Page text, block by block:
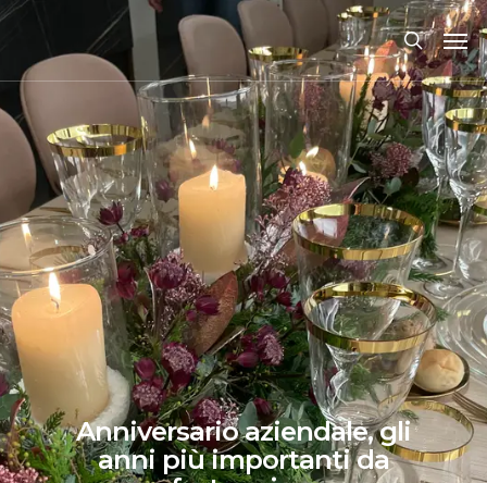
Anniversario aziendale, gli
anni più importanti da